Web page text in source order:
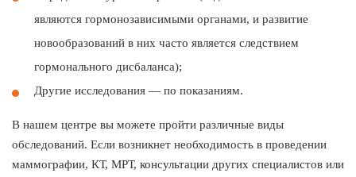
являются гормонозависимыми органами, и развитие
новообразований в них часто является следствием
гормонального дисбаланса);
Другие исследования — по показаниям.
В нашем центре вы можете пройти различные виды
обследований. Если возникнет необходимость в проведении
маммографии, КТ, МРТ, консультации других специалистов или